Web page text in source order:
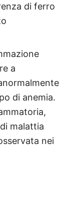
di ferro
a
di anemia.
malattia
nei